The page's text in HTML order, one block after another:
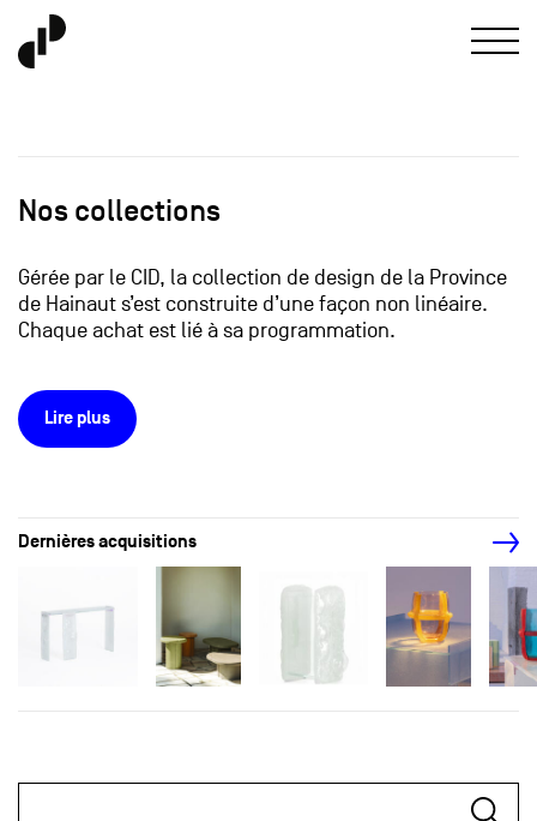
Nos collections
Gérée par le CID, la collection de design de la Province
de Hainaut s’est construite d’une façon non linéaire.
Chaque achat est lié à sa programmation.
Lire plus
Dernières acquisitions